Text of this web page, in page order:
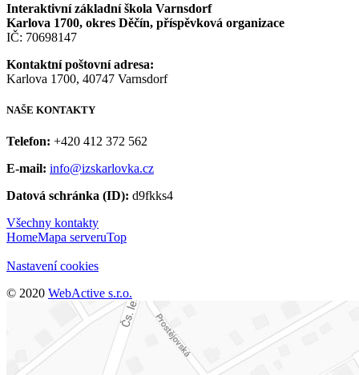
Interaktivní základní škola Varnsdorf
Karlova 1700, okres Děčín, příspěvková organizace
IČ: 70698147
Kontaktní poštovní adresa:
Karlova 1700, 40747 Varnsdorf
NAŠE KONTAKTY
Telefon: +420 412 372 562
E-mail: info@izskarlovka.cz
Datová schránka (ID): d9fkks4
Všechny kontakty
HomeMapa serveruTop
Nastavení cookies
© 2020 WebActive s.r.o.